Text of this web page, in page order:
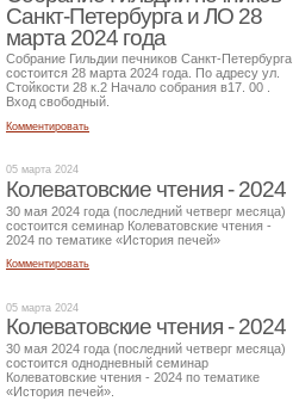
Санкт-Петербурга и ЛО 28
марта 2024 года
Собрание Гильдии печников Санкт-Петербурга
состоится 28 марта 2024 года. По адресу ул.
Стойкости 28 к.2 Начало собрания в17. 00 .
Вход свободный.
Комментировать
05 марта 2024
Колеватовские чтения - 2024
30 мая 2024 года (последний четверг месяца)
состоится семинар Колеватовские чтения -
2024 по тематике «История печей»
Комментировать
05 марта 2024
Колеватовские чтения - 2024
30 мая 2024 года (последний четверг месяца)
состоится однодневный семинар
Колеватовские чтения - 2024 по тематике
«История печей».